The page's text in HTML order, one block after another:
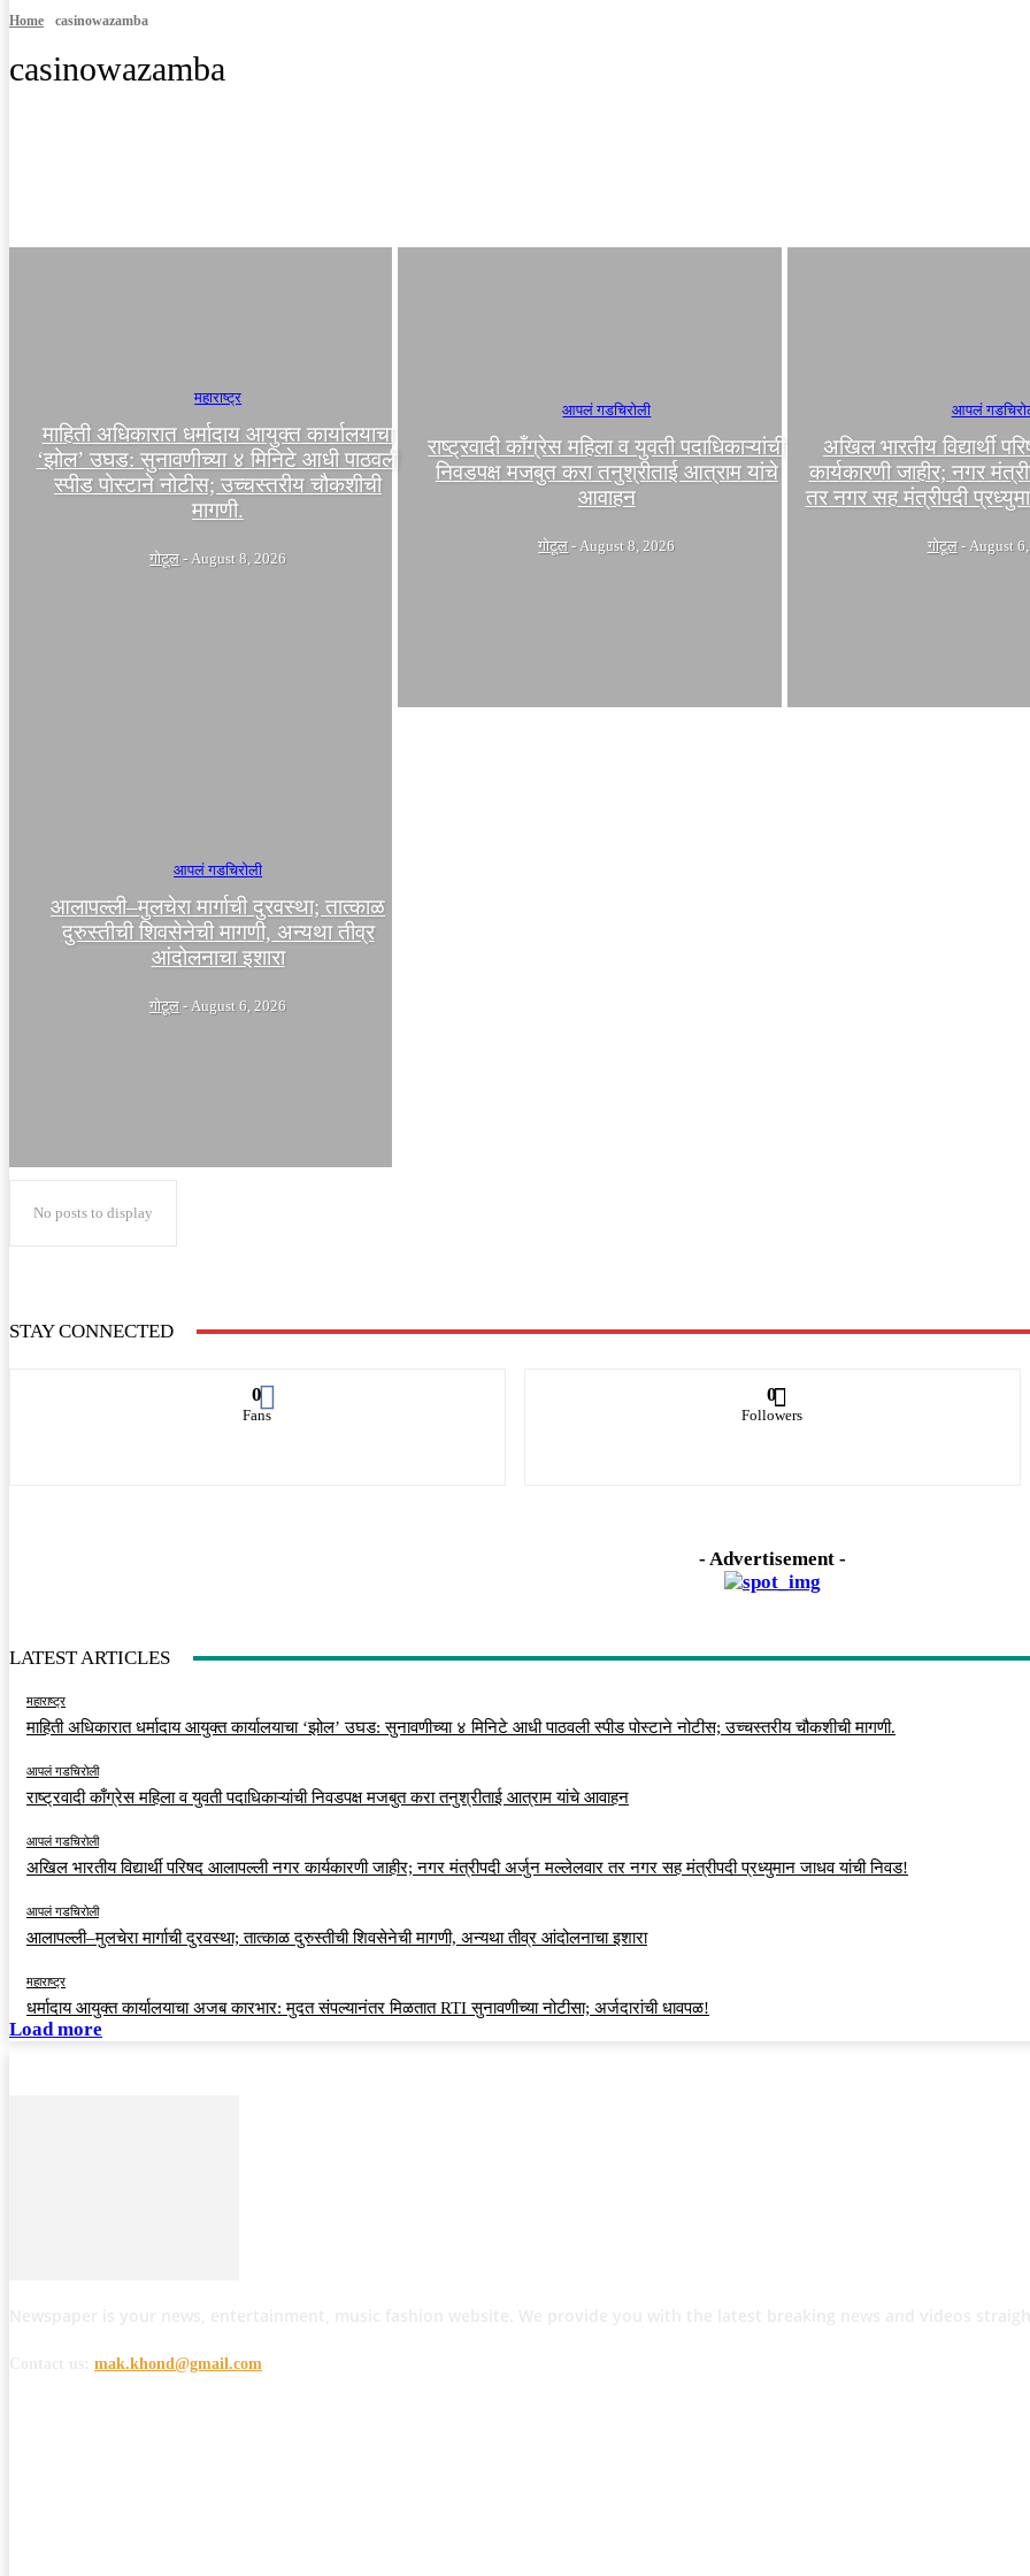
Home casinowazamba
casinowazamba
महाराष्ट्र
माहिती अधिकारात धर्मादाय आयुक्त कार्यालयाचा
‘झोल’ उघड: सुनावणीच्या ४ मिनिटे आधी पाठवली
स्पीड पोस्टाने नोटीस; उच्चस्तरीय चौकशीची
मागणी.
गोटूल - August 8, 2026
आपलं गडचिरोली
राष्ट्रवादी काँग्रेस महिला व युवती पदाधिकाऱ्यांची
निवडपक्ष मजबुत करा तनुश्रीताई आत्राम यांचे
आवाहन
गोटूल - August 8, 2026
आपलं
अखिल भारतीय विद्यार्थी
कार्यकारणी जाहीर; नगर
तर नगर सह मंत्रीपदी
गोटूल - August
आपलं गडचिरोली
आलापल्ली–मुलचेरा मार्गाची दुरवस्था; तात्काळ
दुरुस्तीची शिवसेनेची मागणी, अन्यथा तीव्र
आंदोलनाचा इशारा
गोटूल - August 6, 2026
No posts to display
STAY CONNECTED
0
Fans
0
Followers
- Advertisement -
LATEST ARTICLES
महाराष्ट्र
माहिती अधिकारात धर्मादाय आयुक्त कार्यालयाचा ‘झोल’ उघड: सुनावणीच्या ४ मिनिटे आधी पाठवली स्पीड पोस्टाने नोटीस; उच्चस्तरीय चौकशीची मागणी.
आपलं गडचिरोली
राष्ट्रवादी काँग्रेस महिला व युवती पदाधिकाऱ्यांची निवडपक्ष मजबुत करा तनुश्रीताई आत्राम यांचे आवाहन
आपलं गडचिरोली
अखिल भारतीय विद्यार्थी परिषद आलापल्ली नगर कार्यकारणी जाहीर; नगर मंत्रीपदी अर्जुन मल्लेलवार तर नगर सह मंत्रीपदी प्रध्युमान जाधव यांची निवड!
आपलं गडचिरोली
आलापल्ली–मुलचेरा मार्गाची दुरवस्था; तात्काळ दुरुस्तीची शिवसेनेची मागणी, अन्यथा तीव्र आंदोलनाचा इशारा
महाराष्ट्र
धर्मादाय आयुक्त कार्यालयाचा अजब कारभार: मुदत संपल्यानंतर मिळतात RTI सुनावणीच्या नोटीसा; अर्जदारांची धावपळ!
Load more
mak.khond@gmail.com